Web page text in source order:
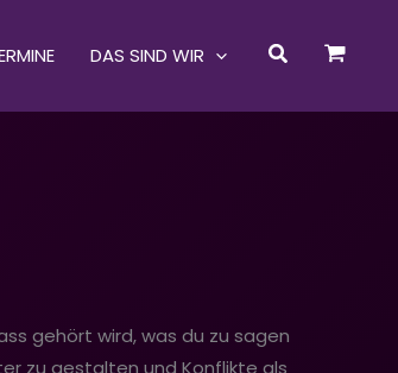
DAS SIND WIR Suchen
gehört wird, was du zu sagen
zu gestalten und Konflikte als